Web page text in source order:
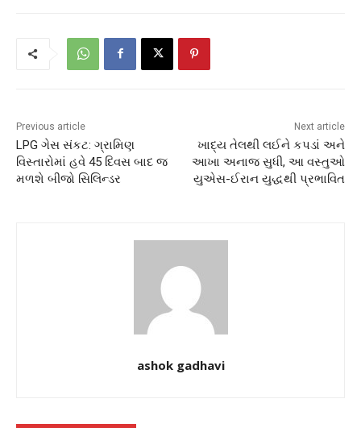
Previous article
LPG ગેસ સંકટ: ગ્રામિણ
વિસ્તારોમાં હવે 45 દિવસ બાદ જ
મળશે બીજો સિલિન્ડર
Next article
ખાદ્ય તેલથી લઈને કપડાં અને
આખા અનાજ સુધી, આ વસ્તુઓ
યુએસ-ઈરાન યુદ્ધથી પ્રભાવિત
ashok gadhavi